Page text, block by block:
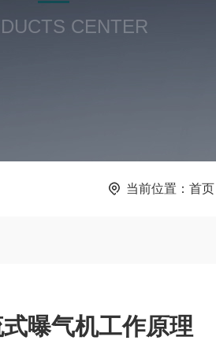
CENTER
当前位置： 首页
曝气机工作原理